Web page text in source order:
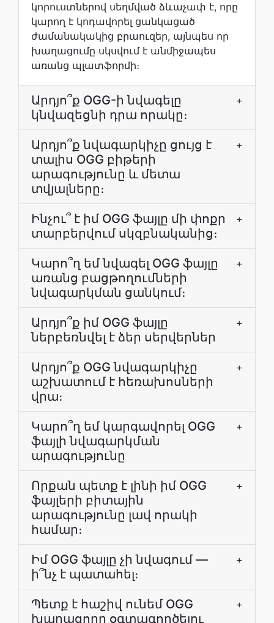
կորուստներով սեղմված ձևաչափ է, որը
կարող է կոդավորել ցանկացած
ժամանակակից բրաուզեր, այնպես որ
խաղացումը սկսվում է անմիջապես
առանց պլատֆորմի։
Արդյո՞ք OGG-ի նվագելը
կնվազեցնի դրա որակը։
+
Արդյո՞ք նվագարկիչը ցույց է
տալիս OGG բիթերի
արագությունը և մետա
տվյալները։
+
Ինչու՞ է իմ OGG ֆայլը մի փոքր
տարբերվում սկզբնականից։
+
Կարո՞ղ եմ նվագել OGG ֆայլը
առանց բացթողումների
նվագարկման ցանկում։
+
Արդյո՞ք իմ OGG ֆայլը
ներբեռնվել է ձեր սերվերներ
+
Արդյո՞ք OGG նվագարկիչը
աշխատում է հեռախոսների
վրա։
+
Կարո՞ղ եմ կարգավորել OGG
ֆայլի նվագարկման
արագությունը
+
Որքան պետք է լինի իմ OGG
ֆայլերի բիտային
արագությունը լավ որակի
համար։
+
Իմ OGG ֆայլը չի նվագում —
ի՞նչ է պատահել։
+
Պետք է հաշիվ ունեմ OGG
խաղացողը օգտագործելու
+